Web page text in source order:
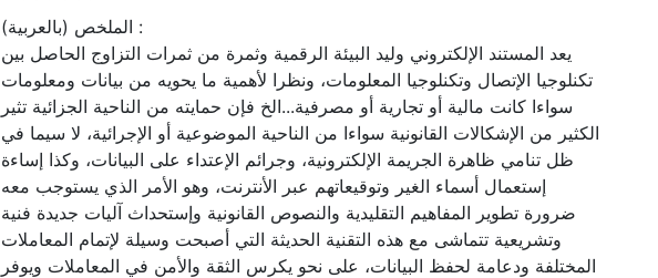
الملخص (بالعربية) :
يعد المستند الإلكتروني وليد البيئة الرقمية وثمرة من ثمرات التزاوج الحاصل بين
تكنلوجيا الإتصال وتكنلوجيا المعلومات، ونظرا لأهمية ما يحويه من بيانات ومعلومات
سواءا كانت مالية أو تجارية أو مصرفية...الخ فإن حمايته من الناحية الجزائية تثير
الكثير من الإشكالات القانونية سواءا من الناحية الموضوعية أو الإجرائية، لا سيما في
ظل تنامي ظاهرة الجريمة الإلكترونية، وجرائم الإعتداء على البيانات، وكذا إساءة
إستعمال أسماء الغير وتوقيعاتهم عبر الأنترنت، وهو الأمر الذي يستوجب معه
ضرورة تطوير المفاهيم التقليدية والنصوص القانونية وإستحداث آليات جديدة فنية
وتشريعية تتماشى مع هذه التقنية الحديثة التي أصبحت وسيلة لإتمام المعاملات
المختلفة ودعامة لحفظ البيانات، على نحو يكرس الثقة والأمن في المعاملات ويوفر